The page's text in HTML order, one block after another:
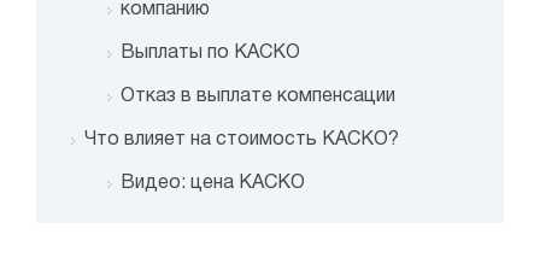
компанию
Выплаты по КАСКО
Отказ в выплате компенсации
Что влияет на стоимость КАСКО?
Видео: цена КАСКО